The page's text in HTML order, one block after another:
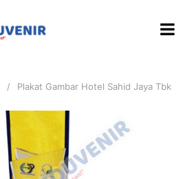
Plakat Gambar Hotel Sahid Jaya Tbk